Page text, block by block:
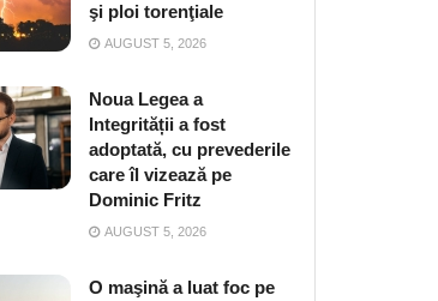
şi ploi torenţiale
AUGUST 5, 2026
Noua Legea a
Integrității a fost
adoptată, cu prevederile
care îl vizează pe
Dominic Fritz
AUGUST 5, 2026
O maşină a luat foc pe